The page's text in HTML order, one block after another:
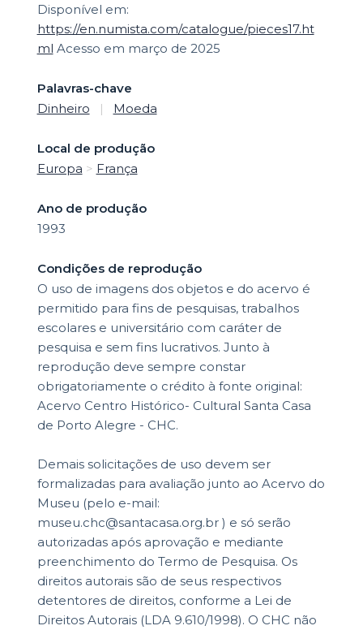
Disponível em:
https://en.numista.com/catalogue/pieces17.ht
ml Acesso em março de 2025
Palavras-chave
Dinheiro
| Moeda
Local de produção
Europa > França
Ano de produção
1993
Condições de reprodução
O uso de imagens dos objetos e do acervo é
permitido para fins de pesquisas, trabalhos
escolares e universitário com caráter de
pesquisa e sem fins lucrativos. Junto à
reprodução deve sempre constar
obrigatoriamente o crédito à fonte original:
Acervo Centro Histórico- Cultural Santa Casa
de Porto Alegre - CHC.
Demais solicitações de uso devem ser
formalizadas para avaliação junto ao Acervo do
Museu (pelo e-mail:
museu.chc@santacasa.org.br ) e só serão
autorizadas após aprovação e mediante
preenchimento do Termo de Pesquisa. Os
direitos autorais são de seus respectivos
detentores de direitos, conforme a Lei de
Direitos Autorais (LDA 9.610/1998). O CHC não